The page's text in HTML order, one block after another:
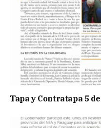
Tapa y Contratapa 5